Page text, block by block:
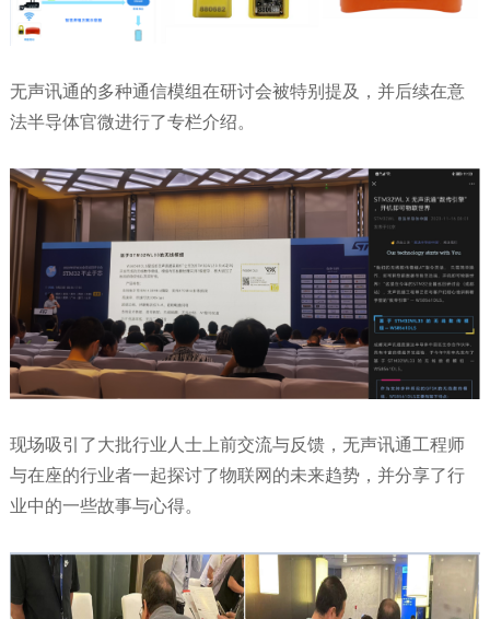
无声讯通的多种通信模组在研讨会被特别提及，并后续在意
法半导体官微进行了专栏介绍。
现场吸引了大批行业人士上前交流与反馈，无声讯通工程师
与在座的行业者一起探讨了物联网的未来趋势，并分享了行
业中的一些故事与心得。